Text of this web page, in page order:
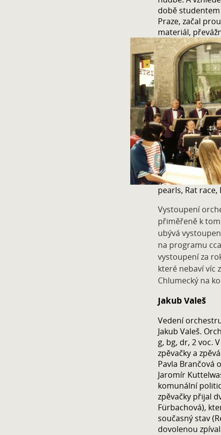
době studentem
Praze, začal
materiál,
pearls, Rat
Vystoupení
přiměřeně k
ubývá
na programu
vystoupení za
které nebaví víc
Chlumecký na
Jakub Valeš
Vedení
Jakub Valeš.
g, bg, dr, 2 voc.
zpěvačky a
Pavla Brančová
Jaromír
komunální
zpěvačky přijal
Fürbachová),
současný stav
dovolenou